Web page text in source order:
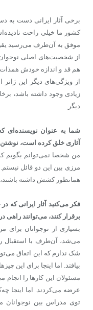
برخی آثار ایرانی دست به
کشور ما خیلی راحت
موفق به آن‌طرف می‌رسید
از شخصیت‌های اصلی نوجوان
هم قد و اندازه‌ خودش
از ویژگی‌های دیگر این
زیادی وجود داشته باشد،
دیگر.
شما به عنوان نویسنده‌ای
آثاری خلق کرده است،
من شخصا نمی‌توانم بگویم
مرزی بین این دو قائل
همانطور کشش داشته باشند،
فکر می‌کنید آثار ایرانی که
برقرار کنند، می‌توانند راهی
بسیاری از نوجوانان برای
می‌شد، آن‌طرف با استقبال
شک ندارم که این اتفاق
بیا‌فتد. اما اینجا برای این
مسئولان این کارها را انجام
عرضه می‌کردند. اما اینجا
توی مدراس بین نوجوانان